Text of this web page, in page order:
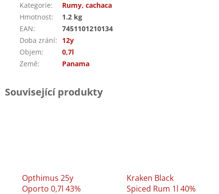
Kategorie:
Rumy, cachaca
Hmotnost:
1.2 kg
EAN:
7451101210134
Doba zrání:
12y
Objem:
0,7l
Země: Panama
Související produkty
Opthimus 25y
Oporto 0,7l 43%
Kraken Black
Spiced Rum 1l 40%